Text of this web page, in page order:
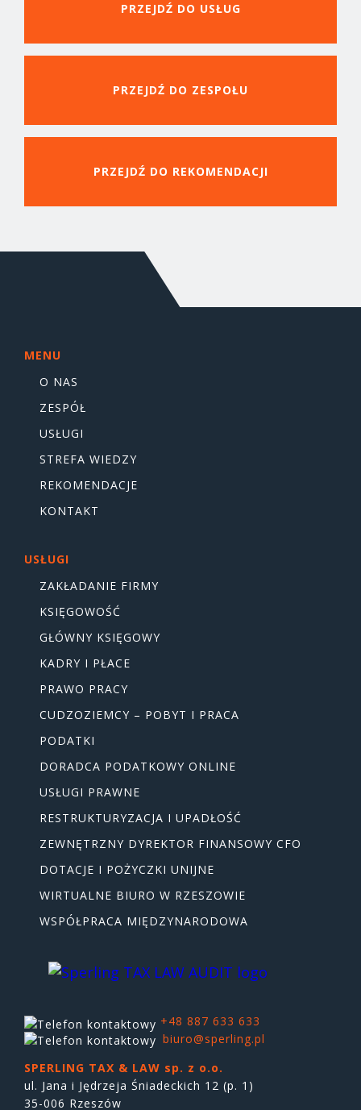
PRZEJDŹ DO USŁUG
PRZEJDŹ DO ZESPOŁU
PRZEJDŹ DO REKOMENDACJI
MENU
O NAS
ZESPÓŁ
USŁUGI
STREFA WIEDZY
REKOMENDACJE
KONTAKT
USŁUGI
ZAKŁADANIE FIRMY
KSIĘGOWOŚĆ
GŁÓWNY KSIĘGOWY
KADRY I PŁACE
PRAWO PRACY
CUDZOZIEMCY – POBYT I PRACA
PODATKI
DORADCA PODATKOWY ONLINE
USŁUGI PRAWNE
RESTRUKTURYZACJA I UPADŁOŚĆ
ZEWNĘTRZNY DYREKTOR FINANSOWY CFO
DOTACJE I POŻYCZKI UNIJNE
WIRTUALNE BIURO W RZESZOWIE
WSPÓŁPRACA MIĘDZYNARODOWA
+48 887 633 633
biuro@sperling.pl
SPERLING TAX & LAW sp. z o.o.
ul. Jana i Jędrzeja Śniadeckich 12 (p. 1)
35-006 Rzeszów